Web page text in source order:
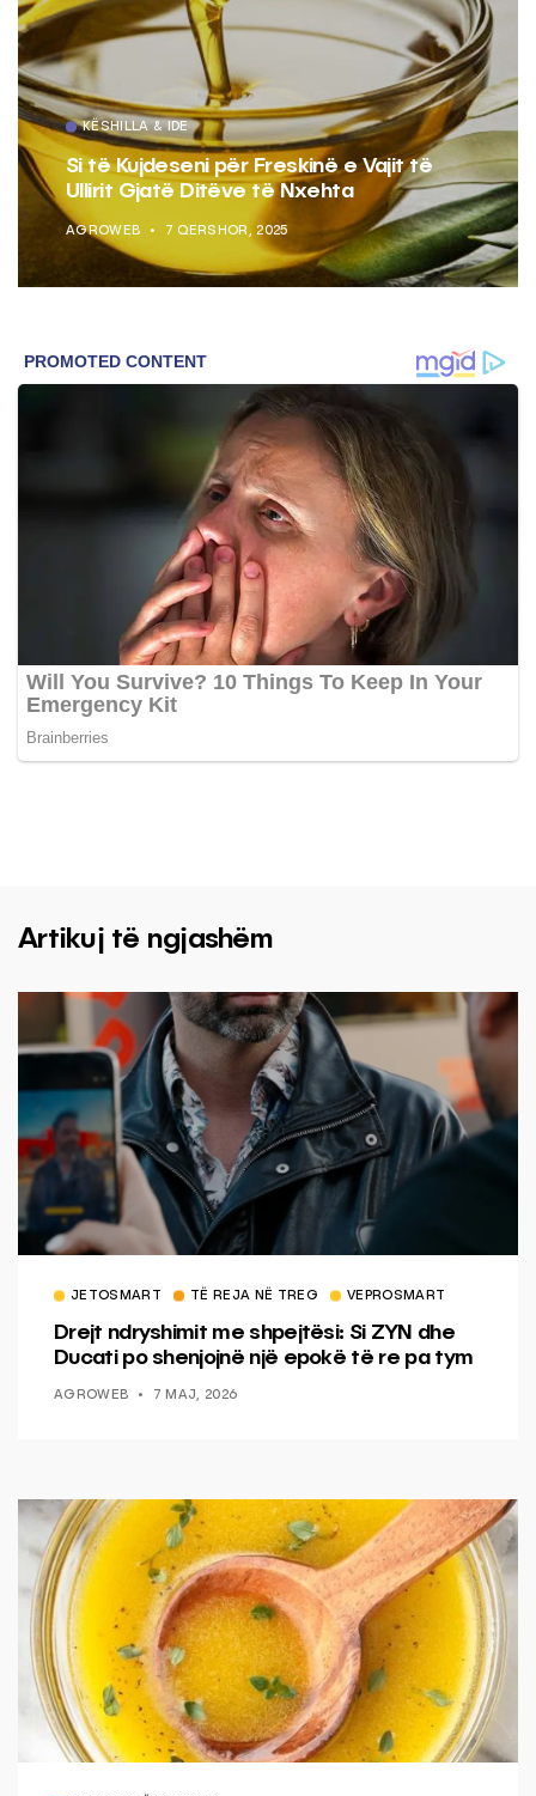
KËSHILLA & IDE
Si të Kujdeseni për Freskinë e Vajit të
Ullirit Gjatë Ditëve të Nxehta
AGROWEB 7 QERSHOR, 2025
Artikuj të ngjashëm
JETOSMART TË REJA NË TREG VEPROSMART
Drejt ndryshimit me shpejtësi: Si ZYN dhe
Ducati po shenjojnë një epokë të re pa tym
AGROWEB 7 MAJ, 2026